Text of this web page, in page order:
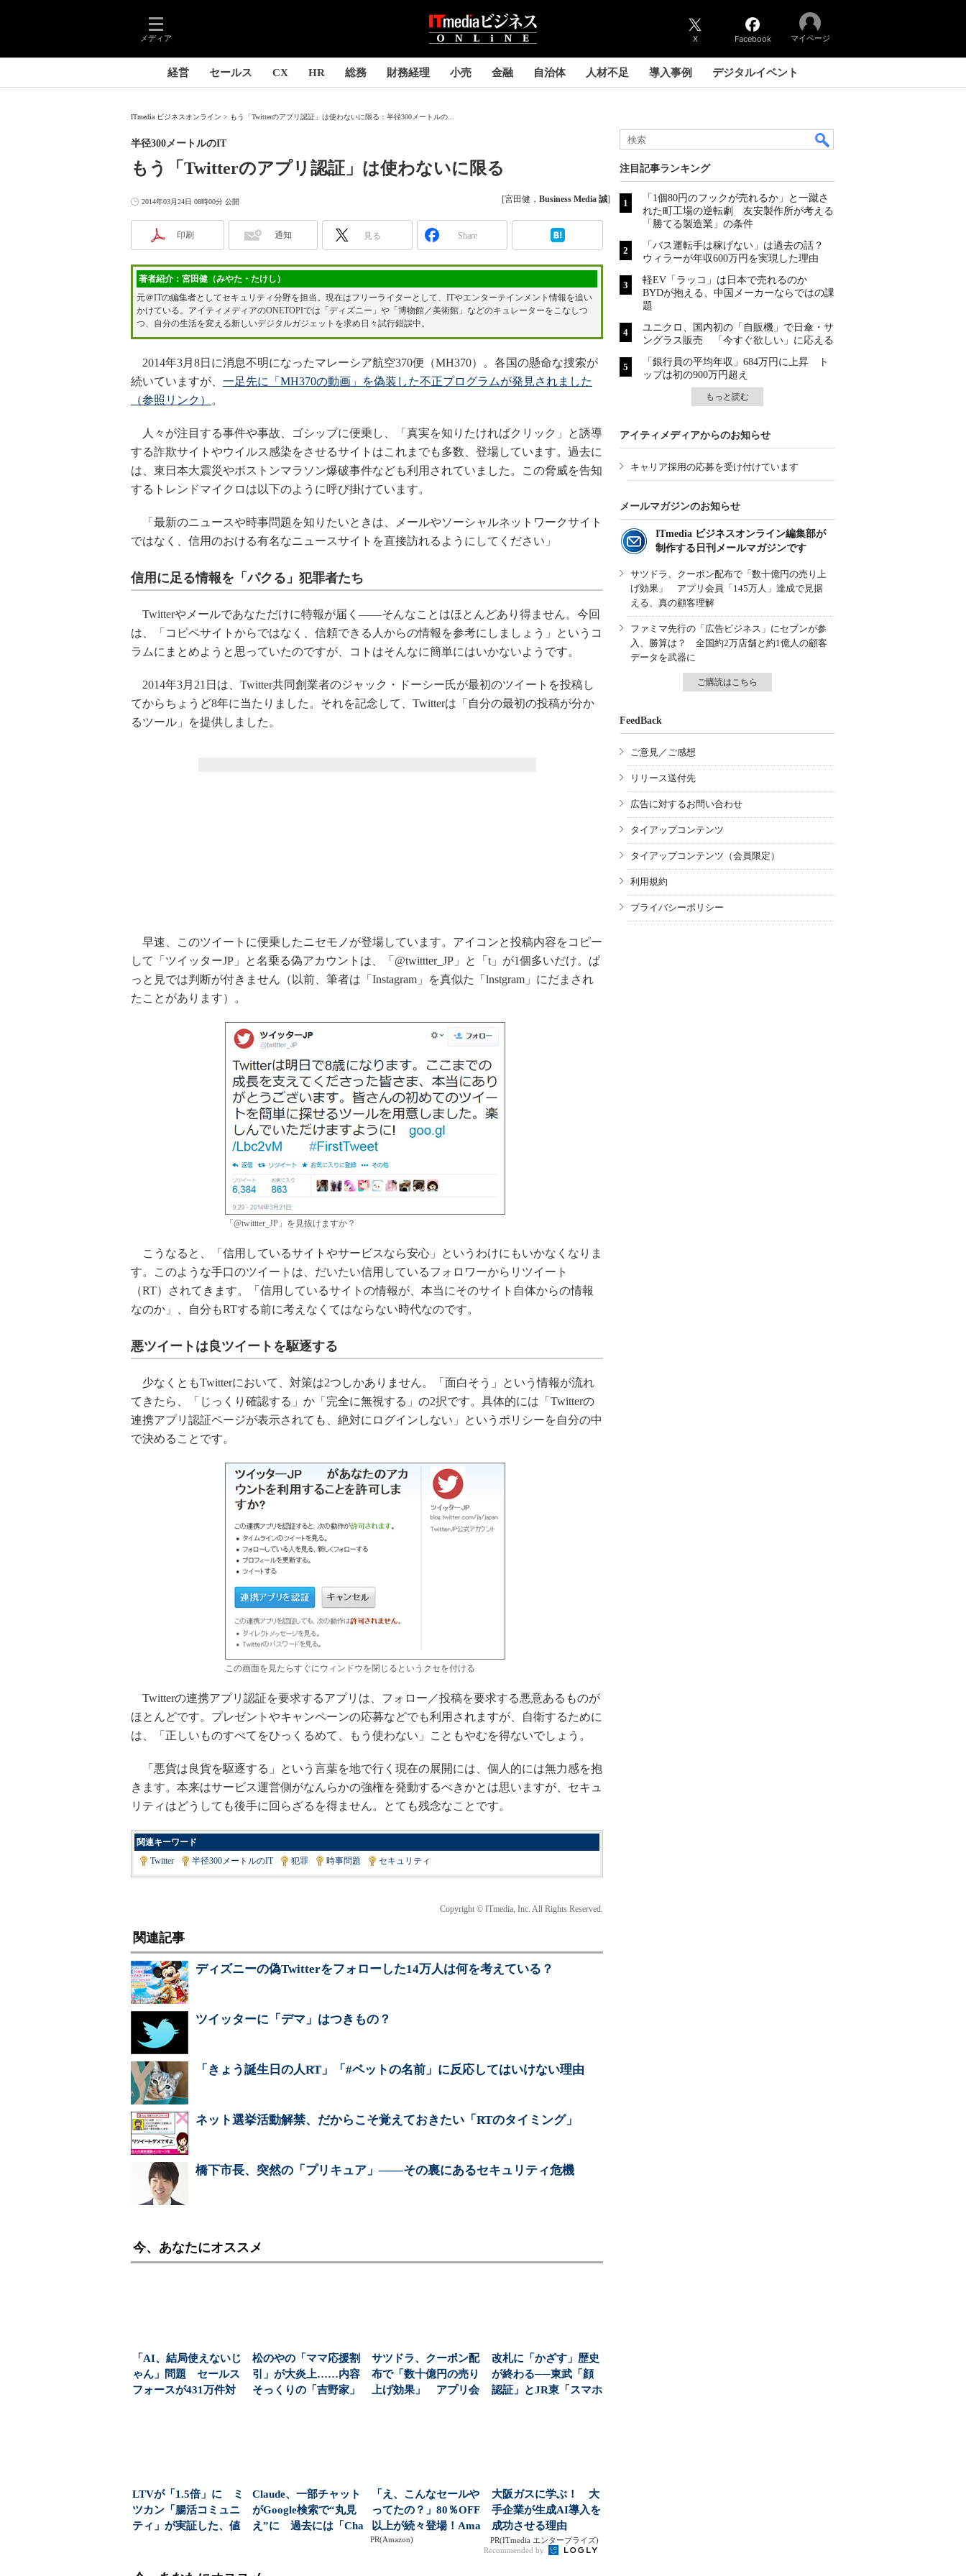
メディア X Facebook マイページ
経営 セールス CX HR 総務 財務経理 小売 金融 自治体 人材不足 導入事例 デジタルイベント
ITmedia ビジネスオンライン もう「Twitterのアプリ認証」は使わないに限る：半径300メートルの...
もう「Twitterのアプリ認証」は使わないに限る
半径300メートルのIT
2014年03月24日 08時00分 公開 [宮田健， Business Media 誠]
印刷 通知 見る Share
著者紹介：宮田健（みやた・たけし）
元＠ITの編集者としてセキュリティ分野を担当。現在はフリーライターとして、ITやエンターテインメント情報を追い
かけている。アイティメディアのONETOPIでは「ディズニー」や「博物館／美術館」などのキュレーターをこなしつ
つ、自分の生活を変える新しいデジタルガジェットを求め日々試行錯誤中。
2014年3月8日に消息不明になったマレーシア航空370便（MH370）。各国の懸命な捜索が
続いていますが、 一足先に「MH370の動画」を偽装した不正プログラムが発見されました
（参照リンク）
。
人々が注目する事件や事故、ゴシップに便乗し、「真実を知りたければクリック」と誘導
する詐欺サイトやウイルス感染をさせるサイトはこれまでも多数、登場しています。過去に
は、東日本大震災やボストンマラソン爆破事件なども利用されていました。この脅威を告知
するトレンドマイクロは以下のように呼び掛けています。
「最新のニュースや時事問題を知りたいときは、メールやソーシャルネットワークサイト
ではなく、信用のおける有名なニュースサイトを直接訪れるようにしてください」
信用に足る情報を「パクる」犯罪者たち
Twitterやメールであなただけに特報が届く――そんなことはほとんどあり得ません。今回
は、「コピペサイトからではなく、信頼できる人からの情報を参考にしましょう」というコ
ラムにまとめようと思っていたのですが、コトはそんなに簡単にはいかないようです。
2014年3月21日は、Twitter共同創業者のジャック・ドーシー氏が最初のツイートを投稿し
てからちょうど8年に当たりました。それを記念して、Twitterは「自分の最初の投稿が分か
るツール」を提供しました。
早速、このツイートに便乗したニセモノが登場しています。アイコンと投稿内容をコピー
して「ツイッターJP」と名乗る偽アカウントは、「@twittter_JP」と「t」が1個多いだけ。ぱ
っと見では判断が付きません（以前、筆者は「Instagram」を真似た「lnstgram」にだまされ
たことがあります）。
「@twittter_JP」を見抜けますか？
こうなると、「信用しているサイトやサービスなら安心」というわけにもいかなくなりま
す。このような手口のツイートは、だいたい信用しているフォロワーからリツイート
（RT）されてきます。「信用しているサイトの情報が、本当にそのサイト自体からの情報
なのか」、自分もRTする前に考えなくてはならない時代なのです。
悪ツイートは良ツイートを駆逐する
少なくともTwitterにおいて、対策は2つしかありません。「面白そう」という情報が流れ
てきたら、「じっくり確認する」か「完全に無視する」の2択です。具体的には「Twitterの
連携アプリ認証ページが表示されても、絶対にログインしない」というポリシーを自分の中
で決めることです。
この画面を見たらすぐにウィンドウを閉じるというクセを付ける
Twitterの連携アプリ認証を要求するアプリは、フォロー／投稿を要求する悪意あるものが
ほとんどです。プレゼントやキャンペーンの応募などでも利用されますが、自衛するために
は、「正しいものすべてをひっくるめて、もう使わない」こともやむを得ないでしょう。
「悪貨は良貨を駆逐する」という言葉を地で行く現在の展開には、個人的には無力感を抱
きます。本来はサービス運営側がなんらかの強権を発動するべきかとは思いますが、セキュ
リティはどうしても後手に回らざるを得ません。とても残念なことです。
関連キーワード
Twitter
半径300メートルのIT| 犯罪 時事問題 セキュリティ
Copyright © ITmedia, Inc. All Rights Reserved.
関連記事
ディズニーの偽Twitterをフォローした14万人は何を考えている？
ツイッターに「デマ」はつきもの？
「きょう誕生日の人RT」「#ペットの名前」に反応してはいけない理由
ネット選挙活動解禁、だからこそ覚えておきたい「RTのタイミング」
橋下市長、突然の「プリキュア」――その裏にあるセキュリティ危機
今、あなたにオススメ
「AI、結局使えないじ
ゃん」問題 セールス
フォースが431万件対
松のやの「ママ応援割
引」が大炎上……内容
そっくりの「吉野家」
サツドラ、クーポン配
布で「数十億円の売り
上げ効果」 アプリ会
改札に「かざす」歴史
が終わる──東武「顔
認証」とJR東「スマホ
LTVが「1.5倍」に ミ
ツカン「腸活コミュニ
ティ」が実証した、値
Claude、一部チャット
がGoogle検索で“丸見
え”に 過去には「Cha
「え、こんなセールや
ってたの？」80％OFF
以上が続々登場！Ama
zonの本気が...
PR(Amazon)
大阪ガスに学ぶ！ 大
手企業が生成AI導入を
成功させる理由
PR(ITmedia エンタープライズ)
Recommended by
注目記事ランキング
「1個80円のフックが売れるか」と一蹴さ
れた町工場の逆転劇 友安製作所が考える
「勝てる製造業」の条件
「バス運転手は稼げない」は過去の話？
ウィラーが年収600万円を実現した理由
軽EV「ラッコ」は日本で売れるのか
BYDが抱える、中国メーカーならではの課
題
ユニクロ、国内初の「自販機」で日傘・サ
ングラス販売 「今すぐ欲しい」に応える
「銀行員の平均年収」684万円に上昇 ト
ップは初の900万円超え
もっと読む
アイティメディアからのお知らせ
キャリア採用の応募を受け付けています
メールマガジンのお知らせ
ITmedia ビジネスオンライン編集部が
制作する日刊メールマガジンです
サツドラ、クーポン配布で「数十億円の売り上
げ効果」 アプリ会員「145万人」達成で見据
える、真の顧客理解
ファミマ先行の「広告ビジネス」にセブンが参
入、勝算は？ 全国約2万店舗と約1億人の顧客
データを武器に
ご購読はこちら
FeedBack
ご意見／ご感想
リリース送付先
広告に対するお問い合わせ
タイアップコンテンツ
タイアップコンテンツ（会員限定）
利用規約
プライバシーポリシー